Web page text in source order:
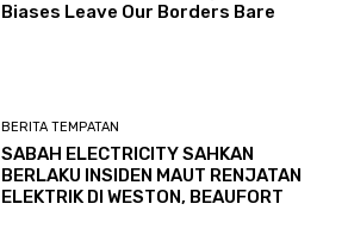
Biases Leave Our Borders Bare
BERITA TEMPATAN
SABAH ELECTRICITY SAHKAN
BERLAKU INSIDEN MAUT RENJATAN
ELEKTRIK DI WESTON, BEAUFORT